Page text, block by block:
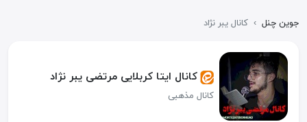
جوین چنل › کانال یبر نژاد
کانال ایتا کربلایی مرتضی یبر نژاد
کانال مذهبی